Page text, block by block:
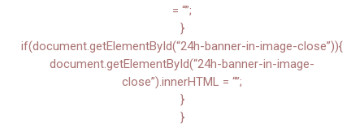
= “”;
}
if(document.getElementById(“24h-banner-in-image-close”)){
document.getElementById(“24h-banner-in-image-
close”).innerHTML = “”;
}
}